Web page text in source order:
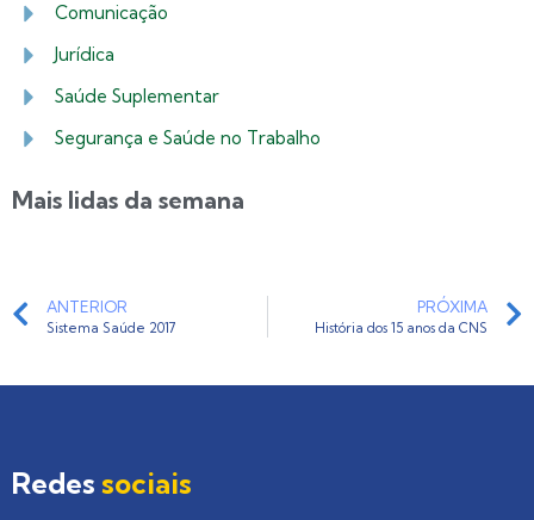
Comunicação
Jurídica
Saúde Suplementar
Segurança e Saúde no Trabalho
Mais lidas da semana
ANTERIOR
Sistema Saúde 2017
PRÓXIMA
História dos 15 anos da CNS
Redes sociais